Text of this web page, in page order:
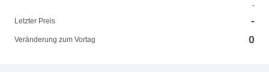
-
Letzter Preis
-
Veränderung zum Vortag 0